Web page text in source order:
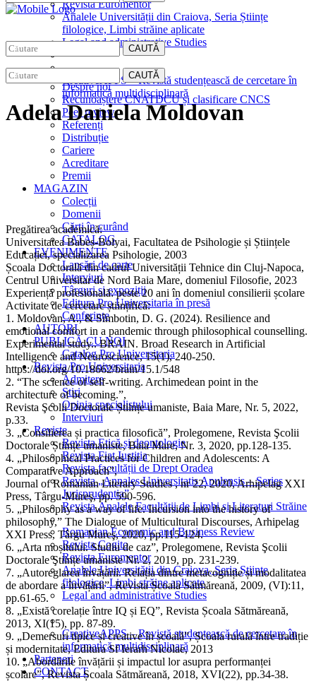
Revista Euromentor
Analele Universității din Craiova, Seria Științe
filologice, Limbi străine aplicate
Legal and administrative Studies
CreativeAPPS – Revistă studențească de cercetare în
informatică multidisciplinară
CAUTĂ
EDITURA
Despre noi
Recunoaștere CNATDCU și clasificare CNCS
Peer review
Referenți
Distribuție
Cariere
Acreditare
Premii
MAGAZIN
Colecții
Domenii
Cărţi în curând
CATALOG
EVENIMENTE
Lansări de carte
Interviuri
Târguri și expoziții
Editura Pro Universitaria în presă
Conferințe
AUTORI
PUBLICĂ CU NOI
Catalog Pro Universitaria
Revista Pro Universitaria
Admitere
Știri
Opinia specialistului
Interviuri
Reviste
Revista Etică și deontologie
Revista Fiat Iustitia
Revista facultății de Drept Oradea
Revista „Annales Universitatis Apulensis – Series
Jurisprudentia”
Revista Analele Facultăţii de Limbi și Literaturi Străine
Romanian Economic and Business Review
Revista Cogito
Revista Euromentor
Analele Universității din Craiova, Seria Științe
filologice, Limbi străine aplicate
Legal and administrative Studies
CreativeAPPS – Revistă studențească de cercetare în
informatică multidisciplinară
Parteneri
CONTACT
CAUTĂ
Adela Daniela Moldovan
Pregătirea academică:
Universitatea Babeș-Bolyai, Facultatea de Psihologie și Științele
Educației, specializarea Psihologie, 2003
Școala Doctorală din cadrul Universității Tehnice din Cluj-Napoca,
Centrul Universitar de Nord Baia Mare, domeniul Filosofie, 2023
Experiență profesională: peste 20 ani în domeniul consilierii școlare
Activitate de cercetare științifică:
1. Moldovan, A., & Sîmbotin, D. G. (2024). Resilience and
emotional comfort in a pandemic through philosophical counselling.
Experimental study.. BRAIN. Broad Research in Artificial
Intelligence and Neuroscience, 15(1), 240-250.
https://doi.org/10.18662/brain/15.1/548
2. “The science of self-writing. Archimedean point in the
architecture of becoming.”,
Revista Şcolii Doctorale Științe umaniste, Baia Mare, Nr. 5, 2022,
p.33.
3. „Consilierea și practica filosofică”, Prolegomene, Revista Şcolii
Doctorale Științe umaniste, Baia Mare, Nr. 3, 2020, pp.128-135.
4. „Philosophical Practices for Children and Adolescents: A
Comparative Approach”,
Journal of Romanian Literary Studies , nr 22, 2020, Arhipelag XXI
Press, Târgu-Mureş, pp. 590-596.
5. „Philosophy as a way of life. Incursion into the history of
philosophy,” The Dialogue of Multicultural Discourses, Arhipelag
XXI Press, Târgu Mureş, 2020, pp.115-124.
6. „Arta moșitului. Studiu de caz”, Prolegomene, Revista Şcolii
Doctorale Ştiințe umaniste Nr. 2, 2019, pp. 231-239.
7. „Autoreglarea învățării. Relația dintre metacogniție și modalitatea
de abordare a învățării”, Revista Școala Sătmăreană, 2009, (VI):11,
pp.61-65.
8. „Există corelație între IQ și EQ”, Revista Școala Sătmăreană,
2013, XI(15), pp. 87-89.
9. „Demersuri tipice și creative în școală”, Școala rurală între tradiție
și modernitate, Editura Sf Ierarh Nicolae, 2013
10. „Abordările învățării și impactul lor asupra performanței
școlare”, Revista Școala Sătmăreană, 2018, XVI(22), pp.34-38.